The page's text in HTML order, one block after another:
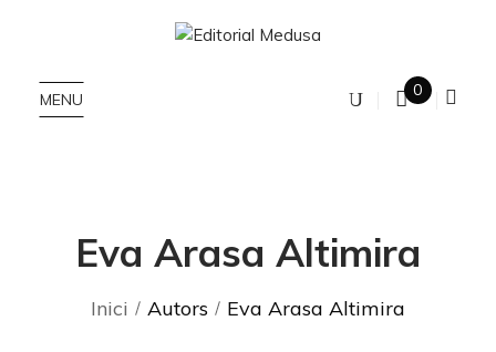
MENU 0
Eva Arasa Altimira
Inici Autors Eva Arasa Altimira